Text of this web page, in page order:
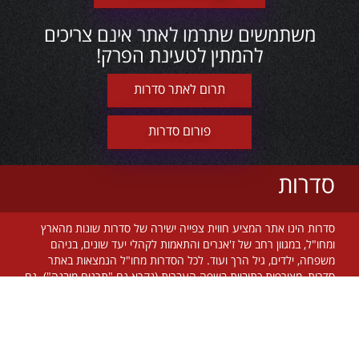
משתמשים שתרמו לאתר אינם צריכים
להמתין לטעינת הפרק!
תרום לאתר סדרות
פורום סדרות
סדרות
סדרות הינו אתר המציע חווית צפייה ישירה של סדרות שונות מהארץ
ומחו"ל, במגוון רחב של ז'אנרים והתאמות לקהלי יעד שונים, בניהם
משפחה, ילדים, גיל הרך ועוד. לכל הסדרות מחו"ל הנמצאות באתר
סדרות, מצורפות כתוביות בשפה העברית (נקרא גם "תרגום מובנה"). גם